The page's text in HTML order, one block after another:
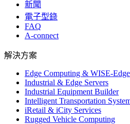
新聞
電子型錄
FAQ
A-connect
解決方案
Edge Computing & WISE-Edge
Industrial & Edge Servers
Industrial Equipment Builder
Intelligent Transportation
iRetail & iCity Services
Rugged Vehicle Computing